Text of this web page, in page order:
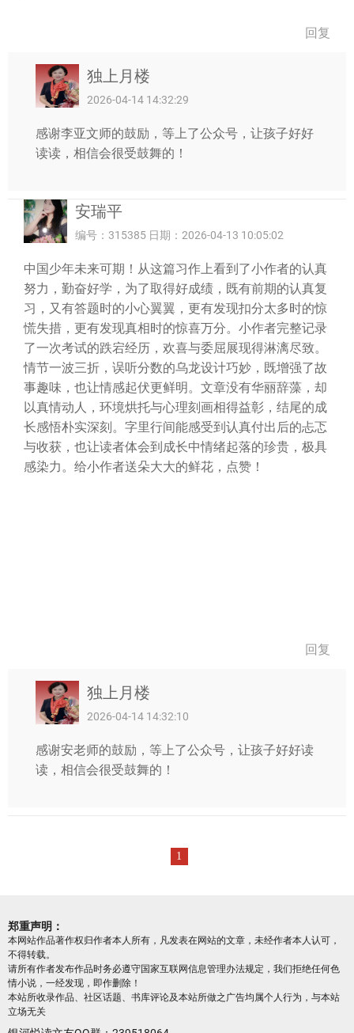
回复
独上月楼
2026-04-14 14:32:29
感谢李亚文师的鼓励，等上了公众号，让孩子好好
读读，相信会很受鼓舞的！
安瑞平
编号：315385 日期：2026-04-13 10:05:02
中国少年未来可期！从这篇习作上看到了小作者的认真
努力，勤奋好学，为了取得好成绩，既有前期的认真复
习，又有答题时的小心翼翼，更有发现扣分太多时的惊
慌失措，更有发现真相时的惊喜万分。小作者完整记录
了一次考试的跌宕经历，欢喜与委屈展现得淋漓尽致。
情节一波三折，误听分数的乌龙设计巧妙，既增强了故
事趣味，也让情感起伏更鲜明。文章没有华丽辞藻，却
以真情动人，环境烘托与心理刻画相得益彰，结尾的成
长感悟朴实深刻。字里行间能感受到认真付出后的忐忑
与收获，也让读者体会到成长中情绪起落的珍贵，极具
感染力。给小作者送朵大大的鲜花，点赞！
回复
独上月楼
2026-04-14 14:32:10
感谢安老师的鼓励，等上了公众号，让孩子好好读
读，相信会很受鼓舞的！
1
郑重声明：
本网站作品著作权归作者本人所有，凡发表在网站的文章，未经作者本人认可，
不得转载。
请所有作者发布作品时务必遵守国家互联网信息管理办法规定，我们拒绝任何色
情小说，一经发现，即作删除！
本站所收录作品、社区话题、书库评论及本站所做之广告均属个人行为，与本站
立场无关